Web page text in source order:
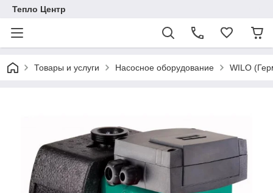
Тепло Центр
Товары и услуги Насосное оборудование WILO